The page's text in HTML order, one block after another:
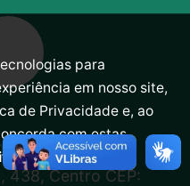
438, Centro CEP:
para
em nosso site,
de Privacidade e, ao
com estas